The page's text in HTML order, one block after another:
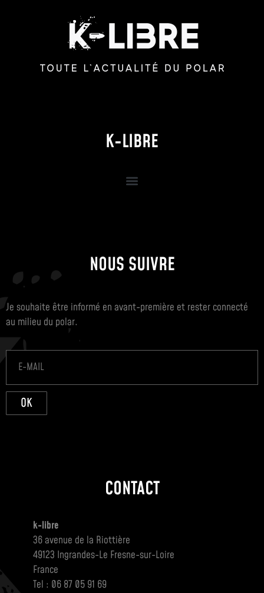
K-LIBRE
NOUS SUIVRE
Je souhaite être informé en avant-première et rester connecté
au milieu du polar.
OK
CONTACT
k-libre
36 avenue de la Riottière
49123 Ingrandes-Le Fresne-sur-Loire
France
Tel : 06 87 05 91 69